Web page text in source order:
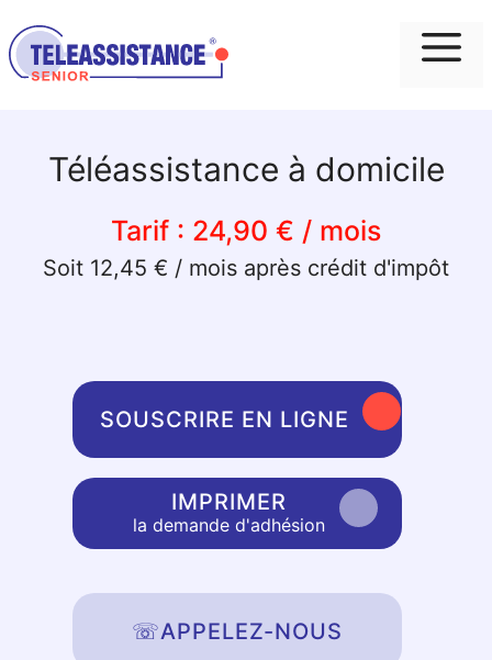
Téléassistance à domicile
Tarif : 24,90 € / mois
Soit 12,45 € / mois après crédit d'impôt
SOUSCRIRE EN LIGNE
IMPRIMER
la demande d'adhésion
☏APPELEZ-NOUS